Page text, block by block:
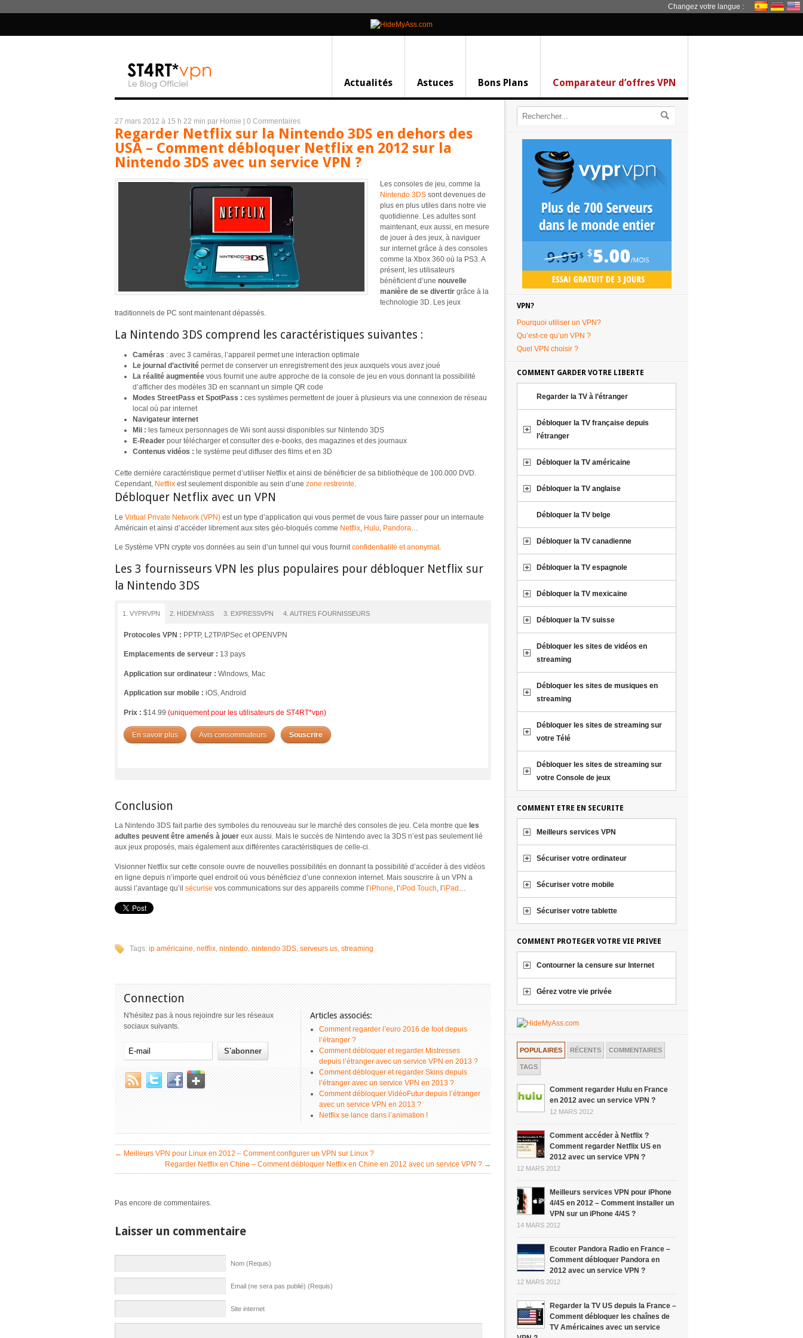
Changez votre langue :
Actualités Astuces Bons Plans Comparateur d’offres VPN
27 mars 2012 à 15 h 22 min par Homie 0 Commentaires
Regarder Netflix sur la Nintendo 3DS en dehors des
USA – Comment débloquer Netflix en 2012 sur la
Nintendo 3DS avec un service VPN ?
Les consoles de jeu, comme la
Nintendo 3DS sont devenues de
plus en plus utiles dans notre vie
quotidienne. Les adultes sont
maintenant, eux aussi, en mesure
de jouer à des jeux, à naviguer
sur internet grâce à des consoles
comme la Xbox 360 où la PS3. A
présent, les utilisateurs
bénéficient d’une nouvelle
manière de se divertir grâce à la
technologie 3D. Les jeux
traditionnels de PC sont maintenant dépassés.
La Nintendo 3DS comprend les caractéristiques suivantes :
Caméras : avec 3 caméras, l’appareil permet une interaction optimale
Le journal d’activité permet de conserver un enregistrement des jeux auxquels vous avez joué
La réalité augmentée vous fournit une autre approche de la console de jeu en vous donnant la possibilité
d’afficher des modèles 3D en scannant un simple QR code
Modes StreetPass et SpotPass : ces systèmes permettent de jouer à plusieurs via une connexion de réseau
local où par internet
Navigateur internet
Mii : les fameux personnages de Wii sont aussi disponibles sur Nintendo 3DS
E-Reader pour télécharger et consulter des e-books, des magazines et des journaux
Contenus vidéos : le système peut diffuser des films et en 3D
Cette dernière caractéristique permet d’utiliser Netflix et ainsi de bénéficier de sa bibliothèque de 100.000 DVD.
Cependant, Netflix est seulement disponible au sein d’une zone restreinte.
Débloquer Netflix avec un VPN
Le Virtual Private Network (VPN) est un type d’application qui vous permet de vous faire passer pour un internaute
Américain et ainsi d’accéder librement aux sites géo-bloqués comme Netflix Hulu Pandora
Le Système VPN crypte vos données au sein d’un tunnel qui vous fournitconfidentialité et anonymat.
Les 3 fournisseurs VPN les plus populaires pour débloquer Netflix sur
la Nintendo 3DS
1. VYPRVPN 2. HIDEMYASS 3. EXPRESSVPN 4. AUTRES FOURNISSEURS
Protocoles VPN : PPTP, L2TP/IPSec et OPENVPN
Emplacements de serveur : 13 pays
Application sur ordinateur : Windows, Mac
Application sur mobile : iOS, Android
Prix : $14.99 (uniquement pour les utilisateurs de ST4RT*vpn)
En savoir plus Avis consommateurs Souscrire
Conclusion
La Nintendo 3DS fait partie des symboles du renouveau sur le marché des consoles de jeu. Cela montre que les
adultes peuvent être amenés à jouer eux aussi. Mais le succès de Nintendo avec la 3DS n’est pas seulement lié
aux jeux proposés, mais également aux différentes caractéristiques de celle-ci.
Visionner Netflix sur cette console ouvre de nouvelles possibilités en donnant la possibilité d’accéder à des vidéos
en ligne depuis n’importe quel endroit où vous bénéficiez d’une connexion internet. Mais souscrire à un VPN a
aussi l’avantage qu’il sécurise vos communications sur des appareils comme l’iPhone , l’iPod Touch , l’iPad
Tags: ip américaine, netflix, nintendo, nintendo 3DS, serveurs us, streaming
Connection
N'hésitez pas à nous rejoindre sur les réseaux
sociaux suivants.
Articles associés:
Comment regarder l’euro 2016 de foot depuis
l’étranger ?
Comment débloquer et regarder Mistresses
depuis l’étranger avec un service VPN en 2013 ?
Comment débloquer et regarder Skins depuis
l’étranger avec un service VPN en 2013 ?
Comment débloquer VidéoFutur depuis l’étranger
avec un service VPN en 2013 ?
Netflix se lance dans l’animation !
← Meilleurs VPN pour Linux en 2012 – Comment configurer un VPN sur Linux ?
Regarder Netflix en Chine – Comment débloquer Netflix en Chine en 2012 avec un service VPN ? →
Pas encore de commentaires.
Laisser un commentaire
Nom (Requis)
Email (ne sera pas publié) (Requis)
Site internet
VPN?
Pourquoi utiliser un VPN?
Qu’est-ce qu’un VPN ?
Quel VPN choisir ?
COMMENT GARDER VOTRE LIBERTE
Regarder la TV à l’étranger
Débloquer la TV française depuis
l’étranger
Débloquer la TV américaine
Débloquer la TV anglaise
Débloquer la TV belge
Débloquer la TV canadienne
Débloquer la TV espagnole
Débloquer la TV mexicaine
Débloquer la TV suisse
Débloquer les sites de vidéos en
streaming
Débloquer les sites de musiques en
streaming
Débloquer les sites de streaming sur
votre Télé
Débloquer les sites de streaming sur
votre Console de jeux
COMMENT ETRE EN SECURITE
Meilleurs services VPN
Sécuriser votre ordinateur
Sécuriser votre mobile
Sécuriser votre tablette
COMMENT PROTEGER VOTRE VIE PRIVEE
Contourner la censure sur Internet
Gérez votre vie privée
POPULAIRES RÉCENTS COMMENTAIRES
TAGS
Comment regarder Hulu en France
en 2012 avec un service VPN ?
12 MARS 2012
Comment accéder à Netflix ?
Comment regarder Netflix US en
2012 avec un service VPN ?
12 MARS 2012
Meilleurs services VPN pour iPhone
4/4S en 2012 – Comment installer un
VPN sur un iPhone 4/4S ?
14 MARS 2012
Ecouter Pandora Radio en France –
Comment débloquer Pandora en
2012 avec un service VPN ?
12 MARS 2012
Regarder la TV US depuis la France –
Comment débloquer les chaînes de
TV Américaines avec un service